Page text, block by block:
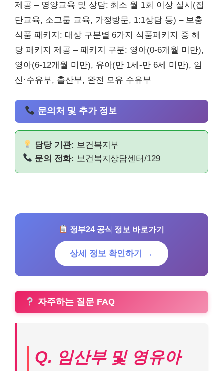
제공 – 영양교육 및 상담: 최소 월 1회 이상 실시(집
단교육, 소그룹 교육, 가정방문, 1:1상담 등) – 보충
식품 패키지: 대상 구분별 6가지 식품패키지 중 해
당 패키지 제공 – 패키지 구분: 영아(0-6개월 미만),
영아(6-12개월 미만), 유아(만 1세-만 6세 미만), 임
신·수유부, 출산부, 완전 모유 수유부
문의처 및 추가 정보
담당 기관: 보건복지부
문의 전화: 보건복지상담센터/129
정부24 공식 정보 바로가기
상세 정보 확인하기 →
자주하는 질문 FAQ
Q. 임산부 및 영유아